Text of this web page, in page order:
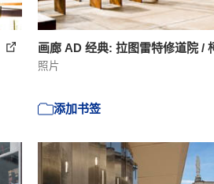
画廊 AD 经典: 拉图雷特修道院 /
照片
添加书签